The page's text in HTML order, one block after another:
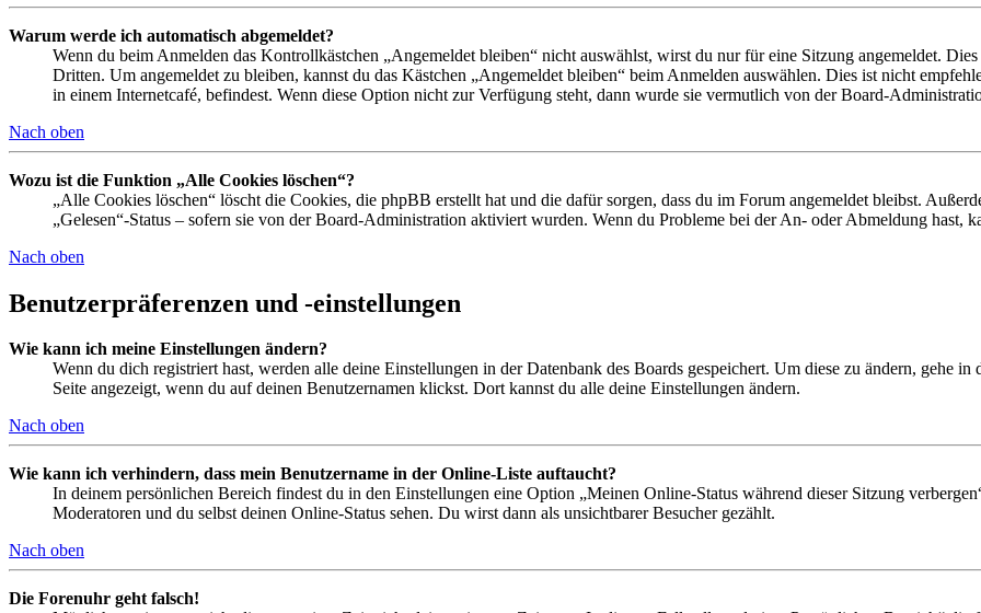
Warum werde ich automatisch abgemeldet?
Wenn du beim Anmelden das Kontrollkästchen „Angemeldet bleiben“ nicht auswählst, wirst du nur für eine Sitzung angemeldet.
Dritten. Um angemeldet zu bleiben, kannst du das Kästchen „Angemeldet bleiben“ beim Anmelden auswählen. Dies ist nicht
in einem Internetcafé, befindest. Wenn diese Option nicht zur Verfügung steht, dann wurde sie vermutlich von der Board-
Nach oben
Wozu ist die Funktion „Alle Cookies löschen“?
„Alle Cookies löschen“ löscht die Cookies, die phpBB erstellt hat und die dafür sorgen, dass du im Forum angemeldet bleibst.
„Gelesen“-Status – sofern sie von der Board-Administration aktiviert wurden. Wenn du Probleme bei der An- oder Abmeldung hast,
Nach oben
Benutzerpräferenzen und -einstellungen
Wie kann ich meine Einstellungen ändern?
Wenn du dich registriert hast, werden alle deine Einstellungen in der Datenbank des Boards gespeichert. Um diese zu ändern, gehe
Seite angezeigt, wenn du auf deinen Benutzernamen klickst. Dort kannst du alle deine Einstellungen ändern.
Nach oben
Wie kann ich verhindern, dass mein Benutzername in der Online-Liste auftaucht?
In deinem persönlichen Bereich findest du in den Einstellungen eine Option „Meinen Online-Status während dieser Sitzung
Moderatoren und du selbst deinen Online-Status sehen. Du wirst dann als unsichtbarer Besucher gezählt.
Nach oben
Die Forenuhr geht falsch!